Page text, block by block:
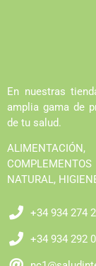
En nuestras
amplia gama de
de tu salud.
NATURAL,
+34 934 274
+34 934 292